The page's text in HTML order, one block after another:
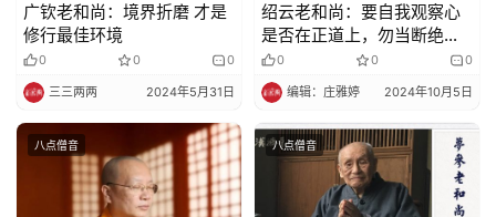
广钦老和尚：境界折磨 才是
修行最佳环境
0 0 0
三三两两 2024年5月31日
绍云老和尚：要自我观察心
是否在正道上，勿当断绝佛
法的人。
0 0 0
编辑：庄雅婷 2024年10月5日
八点僧音 八点僧音